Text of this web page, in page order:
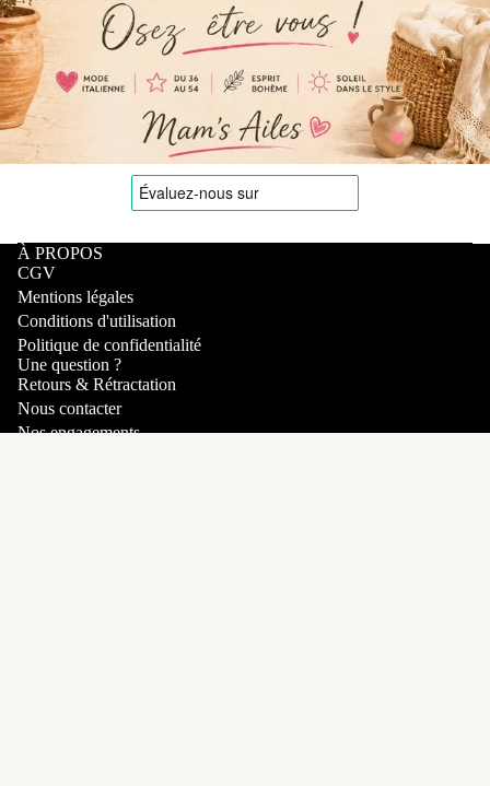
À PROPOS
CGV
Mentions légales
Conditions d'utilisation
Politique de confidentialité
Une question ?
Retours & Rétractation
Nous contacter
Nos engagements